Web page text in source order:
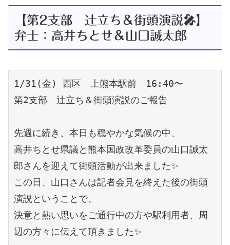
【第2支部 辻立ち＆街頭演説🎤】
弁士：高井ちとせ＆山口誠太郎
1/31(金) 西区　上熊本駅前　16:40〜
第2支部　辻立ち＆街頭演説のご報告
先週に続き、本日も穏やかな気候の中、
高井ちとせ県議と熊本国政改革委員の山口誠太
郎さんを迎えて街頭活動が出来ました✨
この日、山口さんは記者会見を終えた後の街頭
演説ということで、
決意と熱い思いをご通行中の方や駅利用者、周
辺の方々に伝えて頂きました✨